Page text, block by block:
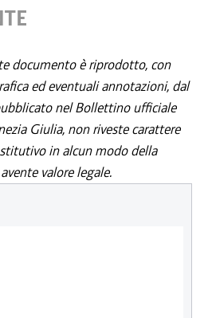
documento è riprodotto, con
ed eventuali annotazioni, dal
nel Bollettino ufficiale
Giulia, non riveste carattere
in alcun modo della
valore legale.